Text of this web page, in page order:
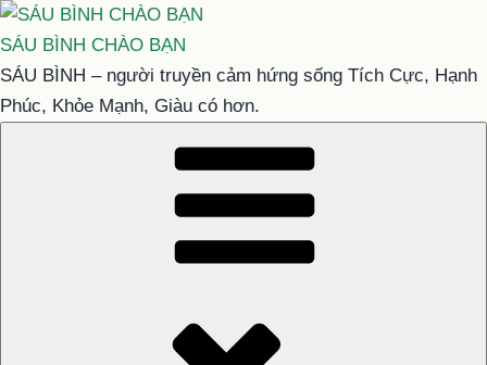
Chuyển
đến
phần
nội
SÁU BÌNH CHÀO BẠN
SÁU BÌNH – người truyền cảm hứng sống Tích Cực, Hạnh
Phúc, Khỏe Mạnh, Giàu có hơn.